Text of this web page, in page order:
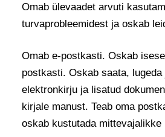
Omab ülevaadet arvuti
turvaprobleemidest ja oskab
Omab e-postkasti. Oskab
postkasti. Oskab saata,
elektronkirju ja lisatud
kirjale manust. Teab oma
oskab kustutada mittevajalikke